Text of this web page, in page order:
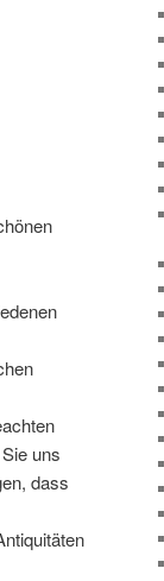
uns
dass